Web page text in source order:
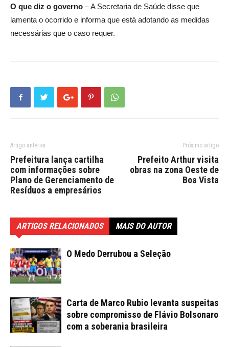
O que diz o governo – A Secretaria de Saúde disse que
lamenta o ocorrido e informa que está adotando as medidas
necessárias que o caso requer.
Artigo anterior
Prefeitura lança cartilha
com informações sobre
Plano de Gerenciamento de
Resíduos a empresários
Próximo artigo
Prefeito Arthur visita
obras na zona Oeste de
Boa Vista
ARTIGOS RELACIONADOS MAIS DO AUTOR
O Medo Derrubou a Seleção
Carta de Marco Rubio levanta suspeitas
sobre compromisso de Flávio Bolsonaro
com a soberania brasileira